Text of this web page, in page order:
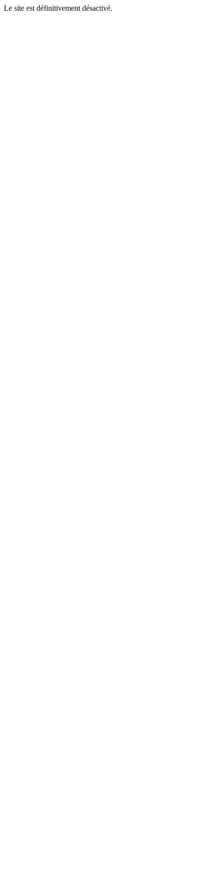
Le site est définitivement désactivé.